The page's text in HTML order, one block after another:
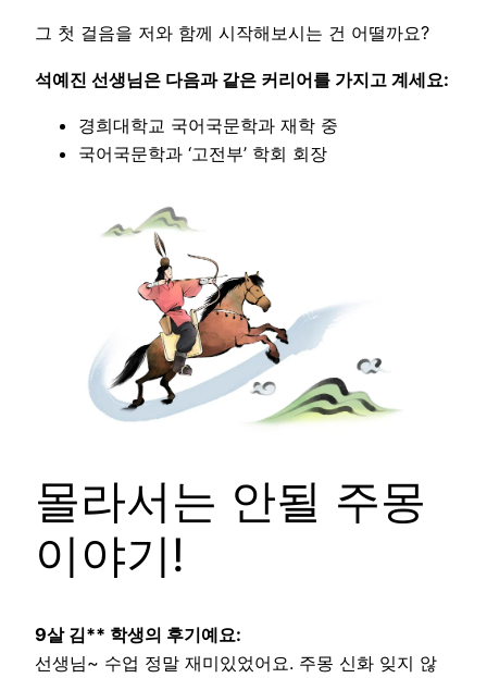
그 첫 걸음을 저와 함께 시작해보시는 건 어떨까요?
석예진 선생님은 다음과 같은 커리어를 가지고 계세요:
경희대학교 국어국문학과 재학 중
국어국문학과 ‘고전부’ 학회 회장
몰라서는 안될 주몽
이야기!
9살 김** 학생의 후기예요:
선생님~ 수업 정말 재미있었어요. 주몽 신화 잊지 않